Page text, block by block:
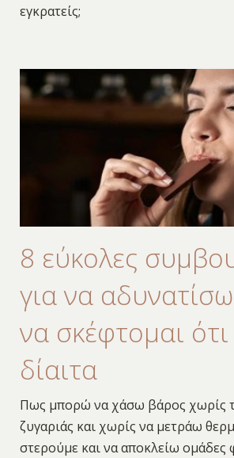
εγκρατείς;
8 εύκολες
για να
να σκέφτομαι
δίαιτα
Πως μπορώ να χάσω βάρος χωρίς
ζυγαριάς και χωρίς να μετράω
στερούμε και να αποκλείω ομάδες